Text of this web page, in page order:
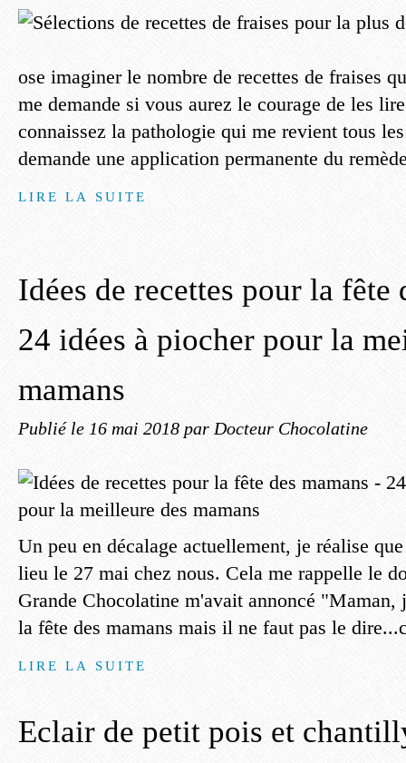
ose imaginer le nombre de recettes de fraises
me demande si vous aurez le courage de les
connaissez la pathologie qui me revient tous
demande une application permanente du
LIRE LA SUITE
Idées de recettes pour la fête
24 idées à piocher pour la
mamans
Publié le 16 mai 2018 par Docteur Chocolatine
Un peu en décalage actuellement, je réalise
lieu le 27 mai chez nous. Cela me rappelle le
Grande Chocolatine m'avait annoncé
la fête des mamans mais il ne faut pas le
LIRE LA SUITE
Eclair de petit pois et